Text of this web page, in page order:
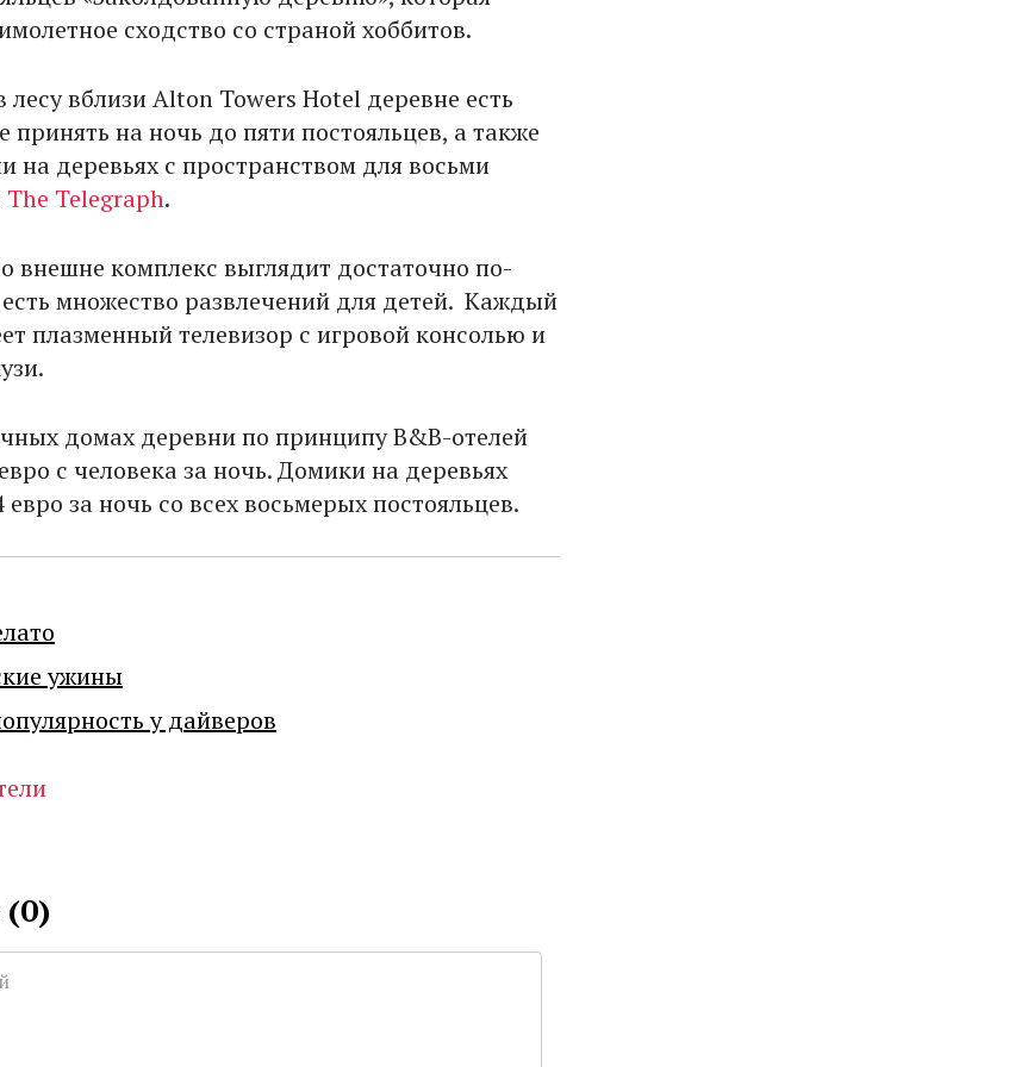
сходство со страной хоббитов.
вблизи Alton Towers Hotel деревне есть
на ночь до пяти постояльцев, а также
деревьях с пространством для восьми
The Telegraph.
внешне комплекс выглядит достаточно по-
есть множество развлечений для детей. Каждый
плазменный телевизор с игровой консолью и
домах деревни по принципу B&В-отелей
с человека за ночь. Домики на деревьях
за ночь со всех восьмерых постояльцев.
ужины
у дайверов
(0)